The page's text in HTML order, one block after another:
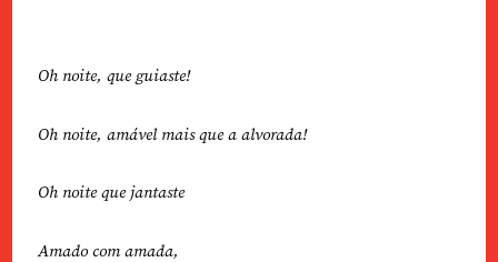
Oh noite, que guiaste!
Oh noite, amável mais que a alvorada!
Oh noite que jantaste
Amado com amada,